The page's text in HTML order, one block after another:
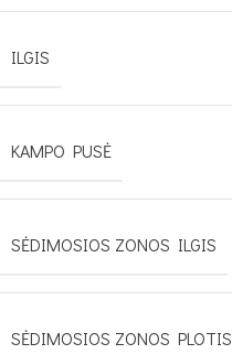
ILGIS
KAMPO PUSĖ
SĖDIMOSIOS ZONOS ILGIS
SĖDIMOSIOS ZONOS PLOTIS